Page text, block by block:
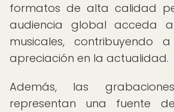
formatos de alta calidad
audiencia global acceda
musicales, contribuyendo
apreciación en la actualidad.
Además, las
representan una fuente